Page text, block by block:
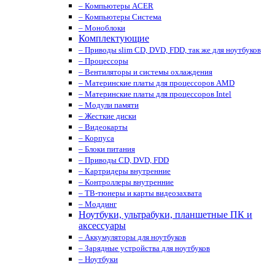
– Компьютеры ACER
– Компьютеры Система
– Моноблоки
Комплектующие
– Приводы slim CD, DVD, FDD, так же для ноутбуков
– Процессоры
– Вентиляторы и системы охлаждения
– Материнские платы для процессоров AMD
– Материнские платы для процессоров Intel
– Модули памяти
– Жесткие диски
– Видеокарты
– Корпуса
– Блоки питания
– Приводы CD, DVD, FDD
– Картридеры внутренние
– Контроллеры внутренние
– ТВ-тюнеры и карты видеозахвата
– Моддинг
Ноутбуки, ультрабуки, планшетные ПК и
аксессуары
– Аккумуляторы для ноутбуков
– Зарядные устройства для ноутбуков
– Ноутбуки